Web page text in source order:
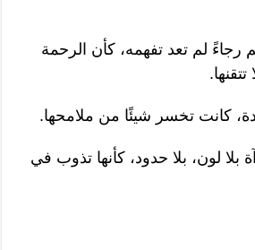
رجاءً لم تعد تفهمه، كأن الرحمة
كانت تخسر شيئًا من ملامحها.
بلا لون، بلا حدود، كأنها تذوب في